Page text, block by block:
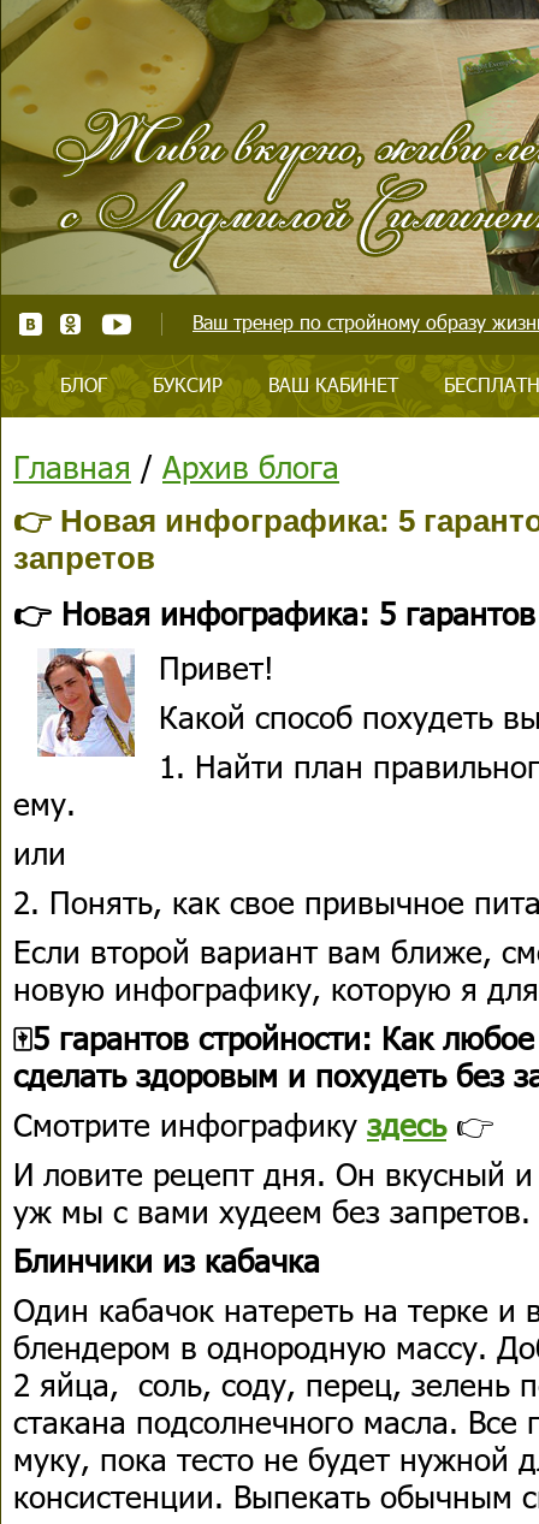
Ваш тренер по стройному образу
БЛОГ БУКСИР ВАШ КАБИНЕТ
Главная / Архив блога
👉 Новая инфографика: 5
запретов
👉 Новая инфографика: 5 гарантов
Привет!
Какой способ похудеть
1. Найти план
ему.
или
2. Понять, как свое привычное
Если второй вариант вам ближе,
новую инфографику, которую я
🀄️5 гарантов стройности: Как
сделать здоровым и похудеть без
Смотрите инфографику здесь👉
И ловите рецепт дня. Он вкусный
уж мы с вами худеем без
Блинчики из кабачка
Один кабачок натереть на терке и
блендером в однородную массу.
2 яйца, соль, соду, перец, зелень
стакана подсолнечного масла.
муку, пока тесто не будет нужной
консистенции. Выпекать обычным